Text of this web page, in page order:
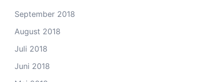
September 2018
August 2018
Juli 2018
Juni 2018